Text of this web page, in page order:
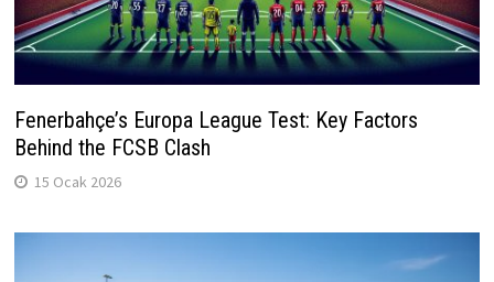
Fenerbahçe’s Europa League Test: Key Factors
Behind the FCSB Clash
15 Ocak 2026